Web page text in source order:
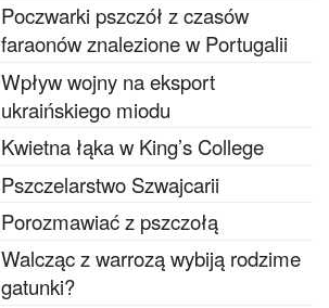
Poczwarki pszczół z czasów
faraonów znalezione w Portugalii
Wpływ wojny na eksport
ukraińskiego miodu
Kwietna łąka w King’s College
Pszczelarstwo Szwajcarii
Porozmawiać z pszczołą
Walcząc z warrozą wybiją rodzime
gatunki?